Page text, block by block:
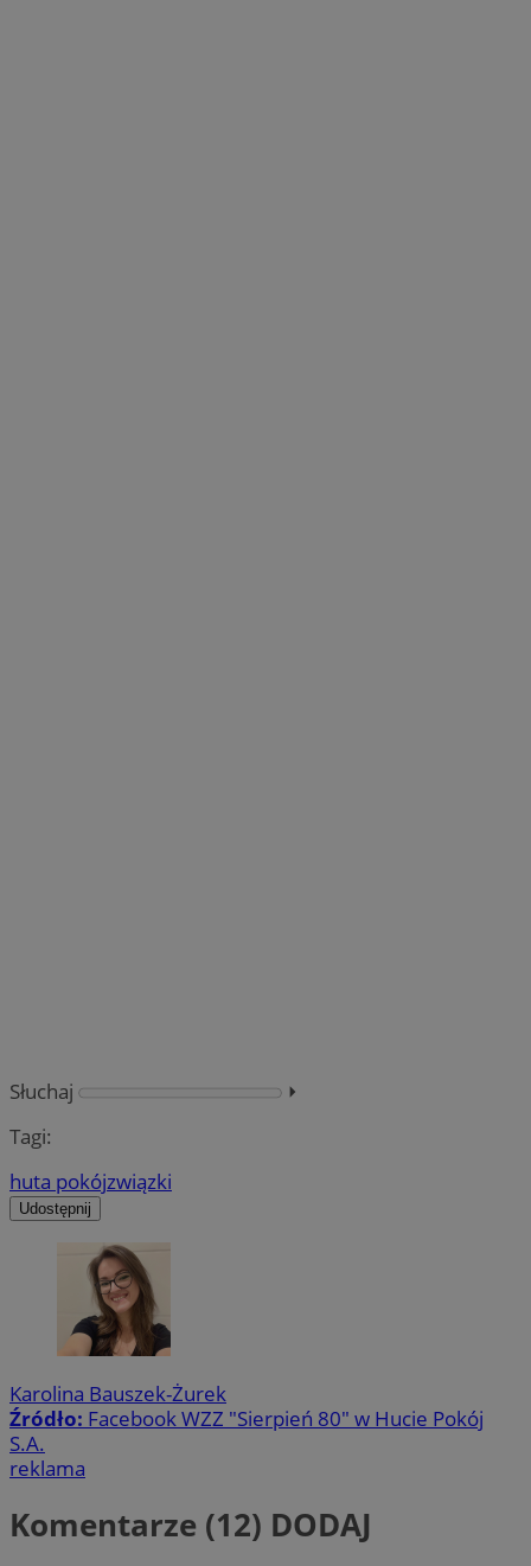
Słuchaj
⏵︎
Tagi:
huta pokójzwiązki
Udostępnij
Karolina Bauszek-Żurek
Źródło: Facebook WZZ "Sierpień 80" w Hucie Pokój
S.A.
reklama
Komentarze (12) DODAJ